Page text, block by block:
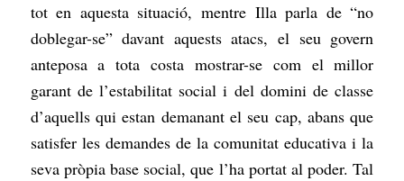
tot en aquesta situació, mentre Illa parla de “no
doblegar-se” davant aquests atacs, el seu govern
anteposa a tota costa mostrar-se com el millor
garant de l’estabilitat social i del domini de classe
d’aquells qui estan demanant el seu cap, abans que
satisfer les demandes de la comunitat educativa i la
seva pròpia base social, que l’ha portat al poder. Tal